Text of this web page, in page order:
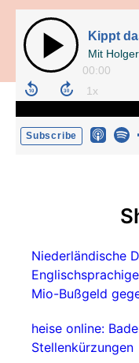
Kippt
Mit
00:00
Subscribe
Niederländische
Mio-Bußgeld
heise online:
Stellenkürzungen